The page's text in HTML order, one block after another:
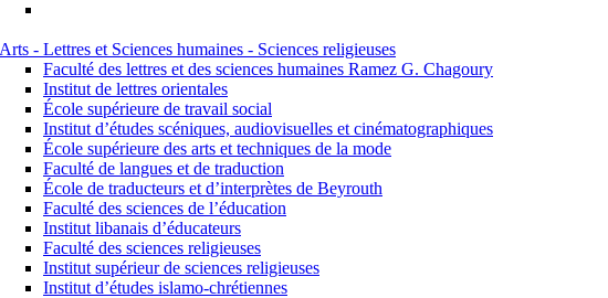
Arts - Lettres et Sciences humaines - Sciences religieuses
Faculté des lettres et des sciences humaines Ramez G. Chagoury
Institut de lettres orientales
École supérieure de travail social
Institut d’études scéniques, audiovisuelles et cinématographiques
École supérieure des arts et techniques de la mode
Faculté de langues et de traduction
École de traducteurs et d’interprètes de Beyrouth
Faculté des sciences de l’éducation
Institut libanais d’éducateurs
Faculté des sciences religieuses
Institut supérieur de sciences religieuses
Institut d’études islamo-chrétiennes